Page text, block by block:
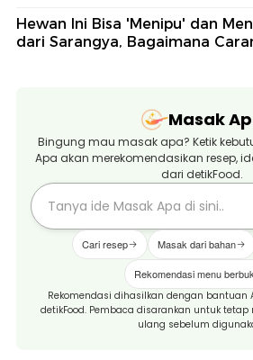
Hewan Ini Bisa 'Menipu' dan
dari Sarangya, Bagaimana
Masak
Bingung mau masak apa? Ketik
Apa akan merekomendasikan resep,
dari detikFood.
Cari resep Masak dari bahan
Rekomendasi menu
Rekomendasi dihasilkan dengan bantuan
detikFood. Pembaca disarankan untuk tetap
ulang sebelum